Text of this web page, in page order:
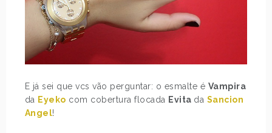
E já sei que vcs vão perguntar: o esmalte é Vampira
da Eyeko com cobertura flocada Evita da Sancion
Angel!